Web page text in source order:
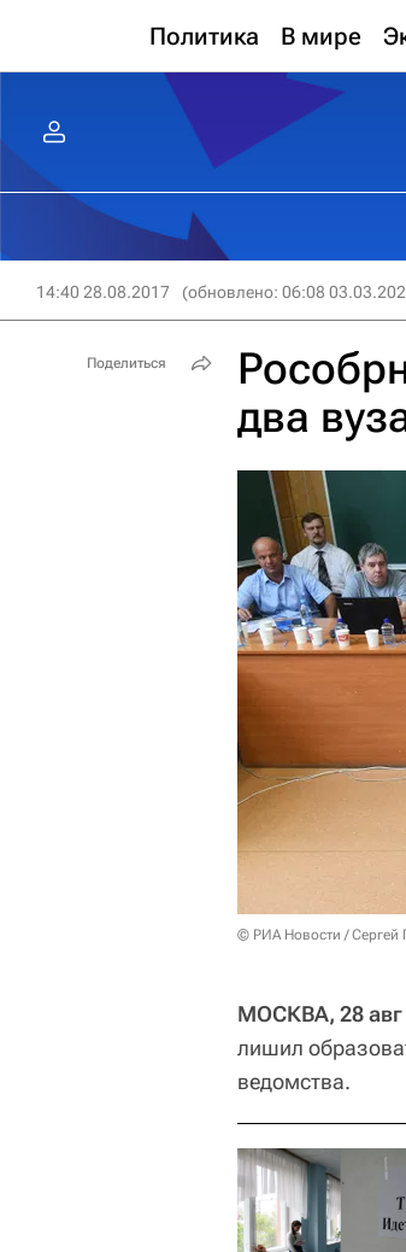
Политика В мире
14:40 28.08.2017 (обновлено: 06:08
два
© РИА Новости / Сергей
МОСКВА, 28
лишил
ведомства.
Поделиться